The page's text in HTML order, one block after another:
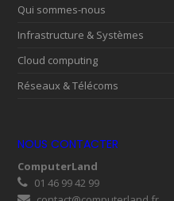
Qui sommes-nous
Infrastructure & Systèmes
Cloud computing
Réseaux & Télécoms
NOUS CONTACTER
ComputerLand
01 46 99 42 99